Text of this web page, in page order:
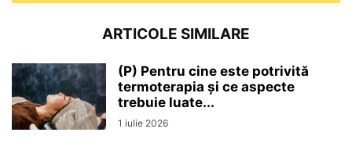
ARTICOLE SIMILARE
(P) Pentru cine este potrivită
termoterapia și ce aspecte
trebuie luate...
1 iulie 2026